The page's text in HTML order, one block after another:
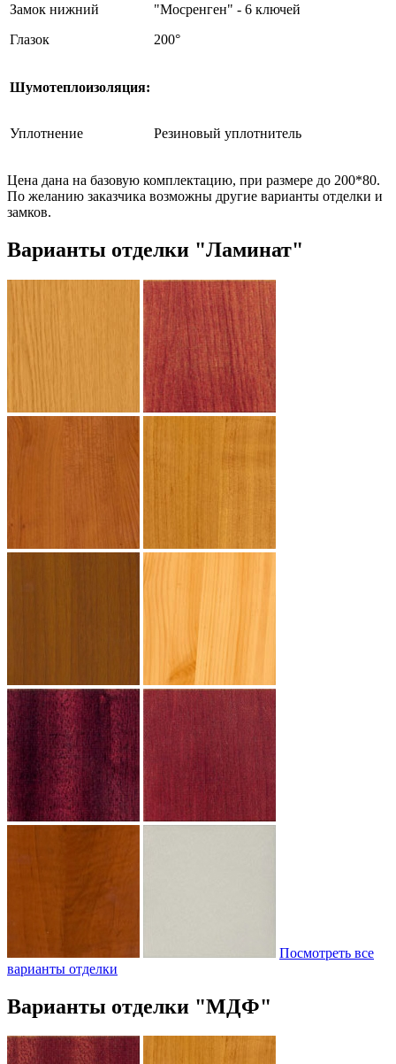
Замок нижний
Глазок
"Мосренген" - 6 ключей
200°
Шумотеплоизоляция:
Уплотнение Резиновый уплотнитель
Цена дана на базовую комплектацию, при размере до 200*80.
По желанию заказчика возможны другие варианты отделки и
замков.
Варианты отделки "Ламинат"
Посмотреть все
варианты отделки
Варианты отделки "МДФ"